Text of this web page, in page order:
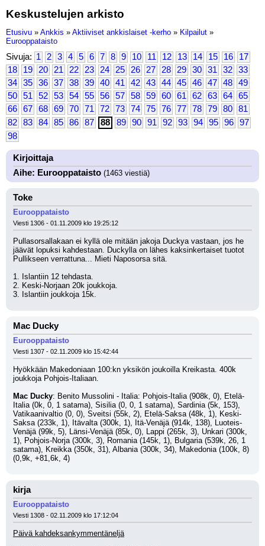
Keskustelujen arkisto
Etusivu » Ankkis » Aktiiviset ankkislaiset -kerho » Kilpailut »
Eurooppataisto
Sivuja: 1 2 3 4 5 6 7 8 9 10 11 12 13 14 15 16
17
18
19 20 21 22 23 24 25 26 27 28 29 30 31 32
33
34
35 36 37 38 39 40 41 42 43 44 45 46 47 48
49
50
51 52 53 54 55 56 57 58 59 60 61 62 63 64
65
66
67 68 69 70 71 72 73 74 75 76 77 78 79 80
81
82
83 84 85 86 87 88 89 90 91 92 93 94 95 96
97
98
Kirjoittaja
Aihe: Eurooppataisto (1463 viestiä)
Toke
Eurooppataisto
Viesti 1306 - 01.11.2009 klo 19:25:12
Pullasorsallakaan ei kyllä ole mitään jakoja Duckya vastaan, jos he
jäävät lopuksi kahdestaan. Duckylla on lähes kaksinkertaiset tuotot
Pullikseen verrattuna... Mieti Naposorsa sitä.
1. Islantiin 12 tehdasta.
2. Keski-Norjaan 20k joukkoja.
3. Islantiin joukkoja 15k.
Mac Ducky
Eurooppataisto
Viesti 1307 - 02.11.2009 klo 15:42:44
Hyökkään Makedoniaan 100:kn yksikön joukoilla Kreikasta. 400k
joukkoja Pohjois-Italiaan.
Mac Ducky: Benito Mussolini - Italia: Pohjois-Italia (908k, 0), Etelä-
Italia (0k, 0, 1 satama), Sisilia (0, 0, 1 satama), Sardinia (5k, 153),
Vatikaanivaltio (0, 0), Sveitsi (55k, 2), Etelä-Saksa (48k, 1), Keski-
Saksa (233k, 1), Itävalta (300k, 1), Itä-Venäjä (914k, 138), Luoteis-
Venäjä (99k, 5), Länsi-Venäjä (85k, 0), Lappi (265k, 3), Unkari (300k,
1), Pohjois-Norja (300k, 3), Romania (145k, 1), Bulgaria (539k, 26, 1
satama), Kreikka (350k, 31), Albania (300k, 34), Makedonia (100k, 8)
(0,9k, +81,6k, 4)
kirja
Eurooppataisto
Viesti 1308 - 02.11.2009 klo 17:12:04
Päivä kahdeksankymmentäneljä